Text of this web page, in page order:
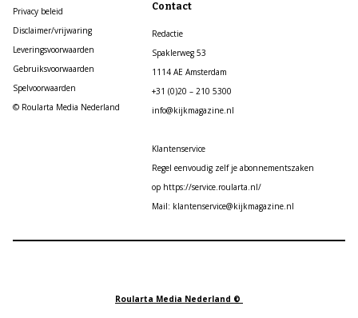
Privacy beleid
Disclaimer/vrijwaring
Leveringsvoorwaarden
Gebruiksvoorwaarden
Spelvoorwaarden
© Roularta Media Nederland
Contact
Redactie
Spaklerweg 53
1114 AE Amsterdam
+31 (0)20 – 210 5300
info@kijkmagazine.nl
Klantenservice
Regel eenvoudig zelf je abonnementszaken
op https://service.roularta.nl/
Mail: klantenservice@kijkmagazine.nl
Roularta Media Nederland ©